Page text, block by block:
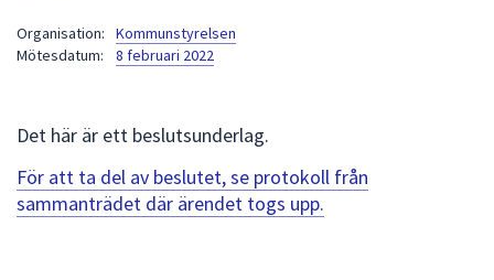
att
navigera
mellan
Organisation:
Kommunstyrelsen
Mötesdatum:
8 februari 2022
Det här är ett beslutsunderlag.
För att ta del av beslutet, se protokoll från
sammanträdet där ärendet togs upp.